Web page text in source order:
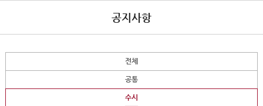
공지사항
전체
공통
수시